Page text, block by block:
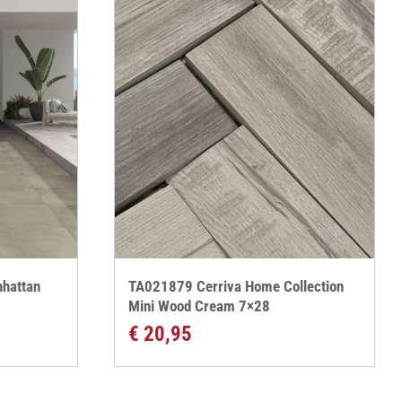
TA021879 Cerriva Home Collection
Mini Wood Cream 7×28
€ 20,95